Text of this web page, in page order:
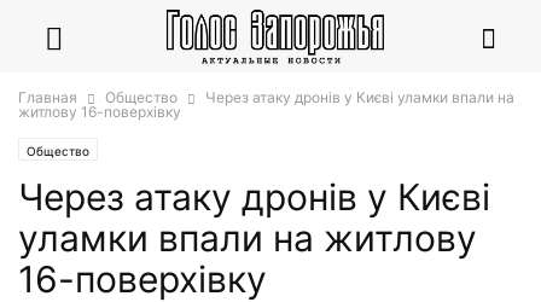
Главная Общество
Через атаку дронів у Києві уламки впали на
житлову 16-поверхівку
Общество
Через атаку дронів у Києві
уламки впали на житлову
16-поверхівку